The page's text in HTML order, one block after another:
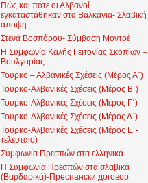
Πώς και πότε οι Αλβανοί
εγκαταστάθηκαν στα Βαλκάνια- Σλαβική
άποψη
Στενά Βοσπόρου- Σύμβαση Μοντρέ
Η Συμφωνία Καλής Γειτονίας Σκοπίων –
Βουλγαρίας
Τουρκο – Αλβανικές Σχέσεις (Mέρος Α΄)
Τουρκο-Αλβανικές Σχέσεις (Μέρος Β΄)
Τουρκο-Αλβανικές Σχέσεις (Μέρος Γ΄)
Τουρκο-Αλβανικές Σχέσεις (Μέρος Δ΄)
Τουρκο-Αλβανικές Σχέσεις (Μέρος Ε΄-
τελευταίο)
Συμφωνία Πρεσπών στα ελληνικά
Η Συμφωνία Πρεσπών στα σλαβικά
(Βαρδαρικά)-Преспански договор